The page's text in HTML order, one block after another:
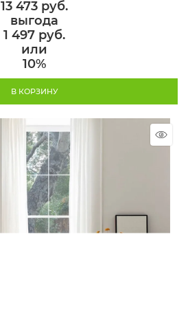
13 473 руб.
выгода
1 497 руб.
или
10%
В КОРЗИНУ